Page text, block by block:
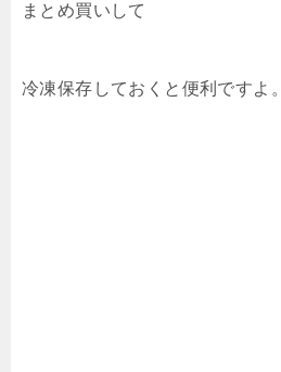
まとめ買いして
冷凍保存しておくと便利ですよ。